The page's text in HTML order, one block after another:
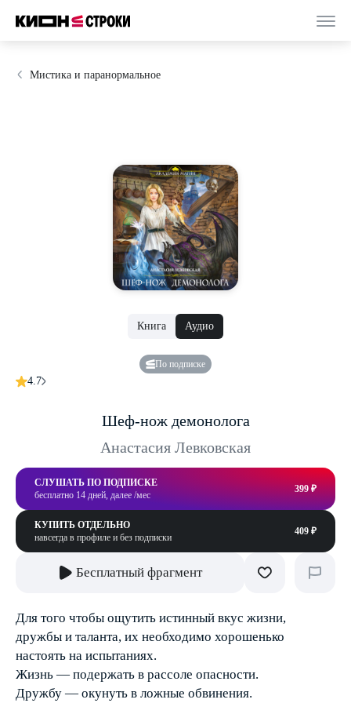
Мистика и паранормальное
Книга Аудио
По подписке
4.7
Шеф-нож демонолога
Анастасия Левковская
СЛУШАТЬ ПО ПОДПИСКЕ
бесплатно 14 дней, далее /мес
399 ₽
КУПИТЬ ОТДЕЛЬНО
навсегда в профиле и без подписки
409 ₽
Бесплатный фрагмент
Для того чтобы ощутить истинный вкус жизни,
дружбы и таланта, их необходимо хорошенько
настоять на испытаниях.
Жизнь — подержать в рассоле опасности.
Дружбу — окунуть в ложные обвинения.